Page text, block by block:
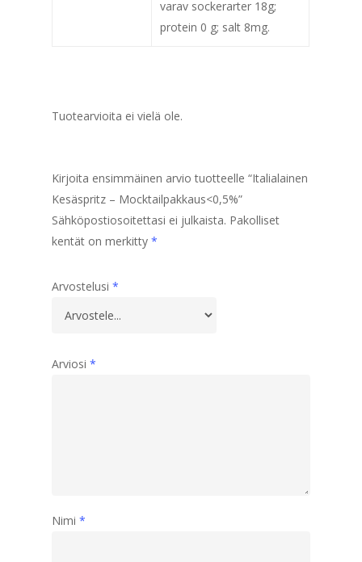
varav sockerarter 18g;
protein 0 g; salt 8mg.
Tuotearvioita ei vielä ole.
Kirjoita ensimmäinen arvio tuotteelle “Italialainen
Kesäspritz – Mocktailpakkaus<0,5%”
Sähköpostiosoitettasi ei julkaista. Pakolliset
kentät on merkitty *
Arvostelusi *
Arviosi *
Nimi *